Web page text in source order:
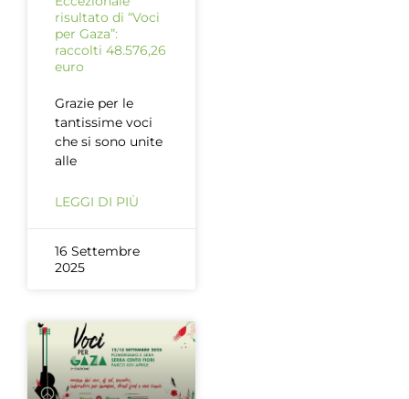
risultato di “Voci
per Gaza”:
raccolti 48.576,26
euro
Grazie per le
tantissime voci
che si sono unite
alle
LEGGI DI PIÙ
16 Settembre
2025